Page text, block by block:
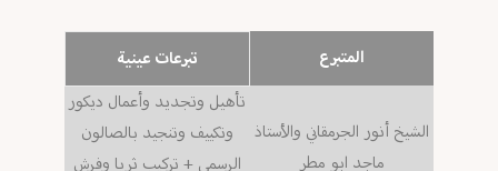
المتبرع تبرعات عينية
الشيخ أنور الجرمقاني والأستاذ
ماجد ابو مطر
تأهيل وتجديد وأعمال ديكور
وتكييف وتنجيد بالصالون
الرسمي + تركيب ثريا وفرش